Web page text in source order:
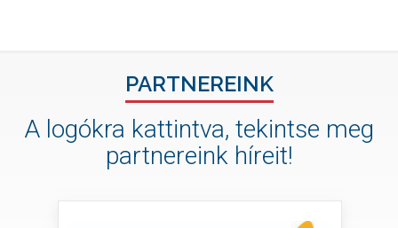
PARTNEREINK
A logókra kattintva, tekintse meg
partnereink híreit!